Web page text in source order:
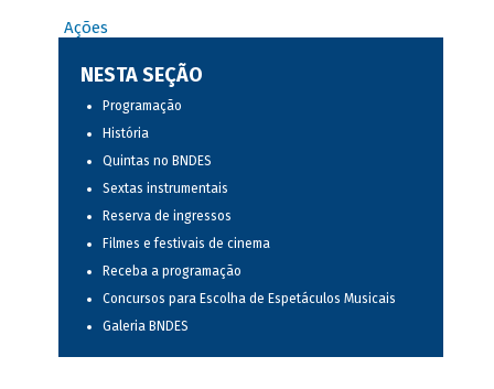
Ações
NESTA SEÇÃO
Programação
História
Quintas no BNDES
Sextas instrumentais
Reserva de ingressos
Filmes e festivais de cinema
Receba a programação
Concursos para Escolha de Espetáculos Musicais
Galeria BNDES